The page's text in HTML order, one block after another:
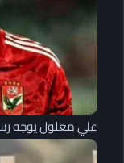
علي معلول يوجه